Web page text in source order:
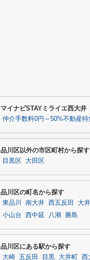
マイナビSTAYミライエ西大
仲介手数料0円～50%不動産特
品川区以外の市区町村から探す
目黒区 大田区
品川区の町名から探す
東品川 南大井 西五反田 大井
小山台
西中延 八潮 勝島
品川区にある駅から探す
大崎 五反田 目黒 大井町 西